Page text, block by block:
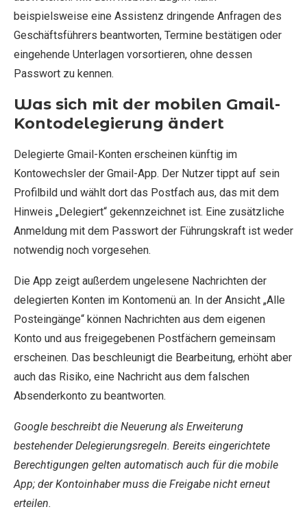
beispielsweise eine Assistenz dringende Anfragen des
Geschäftsführers beantworten, Termine bestätigen oder
eingehende Unterlagen vorsortieren, ohne dessen
Passwort zu kennen.
Was sich mit der mobilen Gmail-
Kontodelegierung ändert
Delegierte Gmail-Konten erscheinen künftig im
Kontowechsler der Gmail-App. Der Nutzer tippt auf sein
Profilbild und wählt dort das Postfach aus, das mit dem
Hinweis „Delegiert“ gekennzeichnet ist. Eine zusätzliche
Anmeldung mit dem Passwort der Führungskraft ist weder
notwendig noch vorgesehen.
Die App zeigt außerdem ungelesene Nachrichten der
delegierten Konten im Kontomenü an. In der Ansicht „Alle
Posteingänge“ können Nachrichten aus dem eigenen
Konto und aus freigegebenen Postfächern gemeinsam
erscheinen. Das beschleunigt die Bearbeitung, erhöht aber
auch das Risiko, eine Nachricht aus dem falschen
Absenderkonto zu beantworten.
Google beschreibt die Neuerung als Erweiterung
bestehender Delegierungsregeln. Bereits eingerichtete
Berechtigungen gelten automatisch auch für die mobile
App; der Kontoinhaber muss die Freigabe nicht erneut
erteilen.